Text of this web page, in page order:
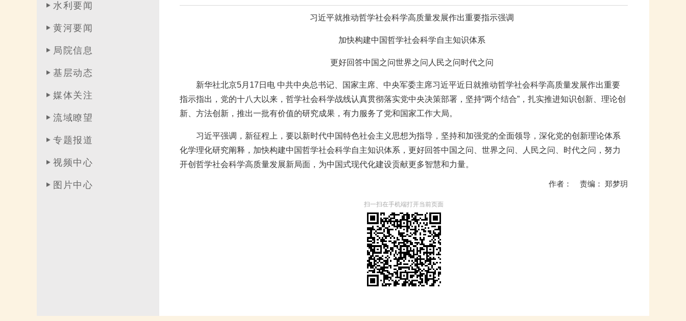
水利要闻
黄河要闻
局院信息
基层动态
媒体关注
流域瞭望
专题报道
视频中心
图片中心
习近平就推动哲学社会科学高质量发展作出重要指示强调
加快构建中国哲学社会科学自主知识体系
更好回答中国之问世界之问人民之问时代之问
新华社北京5月17日电 中共中央总书记、国家主席、中央军委主席习近平近日就推动哲学社会科学高质量发展作出重要
指示指出，党的十八大以来，哲学社会科学战线认真贯彻落实党中央决策部署，坚持“两个结合”，扎实推进知识创新、理论创
新、方法创新，推出一批有价值的研究成果，有力服务了党和国家工作大局。
习近平强调，新征程上，要以新时代中国特色社会主义思想为指导，坚持和加强党的全面领导，深化党的创新理论体系
化学理化研究阐释，加快构建中国哲学社会科学自主知识体系，更好回答中国之问、世界之问、人民之问、时代之问，努力
开创哲学社会科学高质量发展新局面，为中国式现代化建设贡献更多智慧和力量。
作者： 责编： 郑梦玥
扫一扫在手机端打开当前页面